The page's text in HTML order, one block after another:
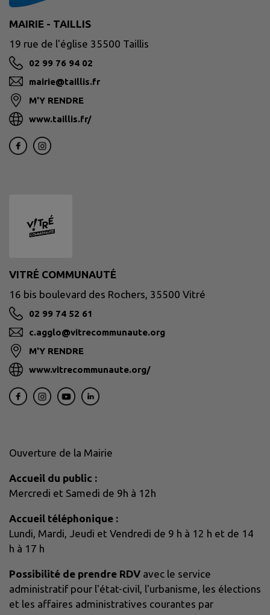
MAIRIE - TAILLIS
19 rue de l'église 35500 Taillis
02 99 76 94 02
mairie@taillis.fr
M'Y RENDRE
www.taillis.fr/
VITRÉ COMMUNAUTÉ
16 bis boulevard des Rochers, 35500 Vitré
02 99 74 52 61
c.agglo@vitrecommunaute.org
M'Y RENDRE
www.vitrecommunaute.org/
Ouverture de la Mairie
Accueil du public :
Mercredi et Samedi de 9h à 12h
Accueil téléphonique :
Lundi, Mardi, Jeudi et Vendredi de 9 h à 12 h et de 14
h à 17 h
Possibilité de prendre RDV avec le service
administratif pour l'état-civil, l'urbanisme, les élections
et les affaires administratives courantes par